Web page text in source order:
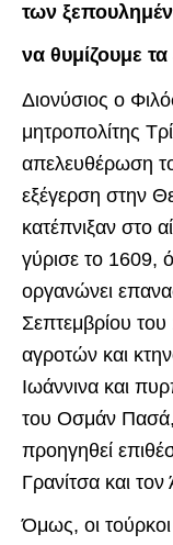
των
να θυμίζουμε
Διονύσιος ο
μητροπολίτης
απελευθέρωση
εξέγερση στην
κατέπνιξαν στο
γύρισε το 1609,
οργανώνει
Σεπτεμβρίου
αγροτών και
Ιωάννινα και
του Οσμάν
προηγηθεί
Γρανίτσα και
Όμως, οι